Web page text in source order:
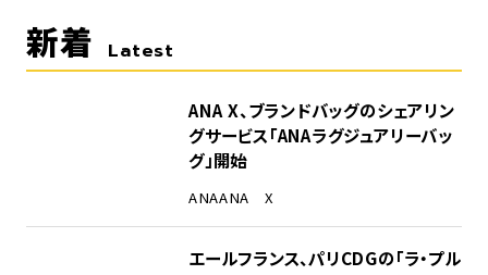
新着 Latest
ANA X、ブランドバッグのシェアリン
グサービス「ANAラグジュアリーバッ
グ」開始
ANAANA X
エールフランス、パリCDGの「ラ・プル